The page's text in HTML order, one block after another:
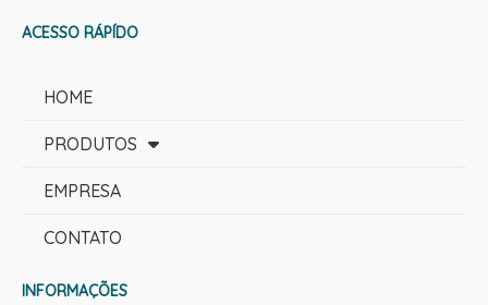
ACESSO RÁPÍDO
HOME
PRODUTOS
EMPRESA
CONTATO
INFORMAÇÕES